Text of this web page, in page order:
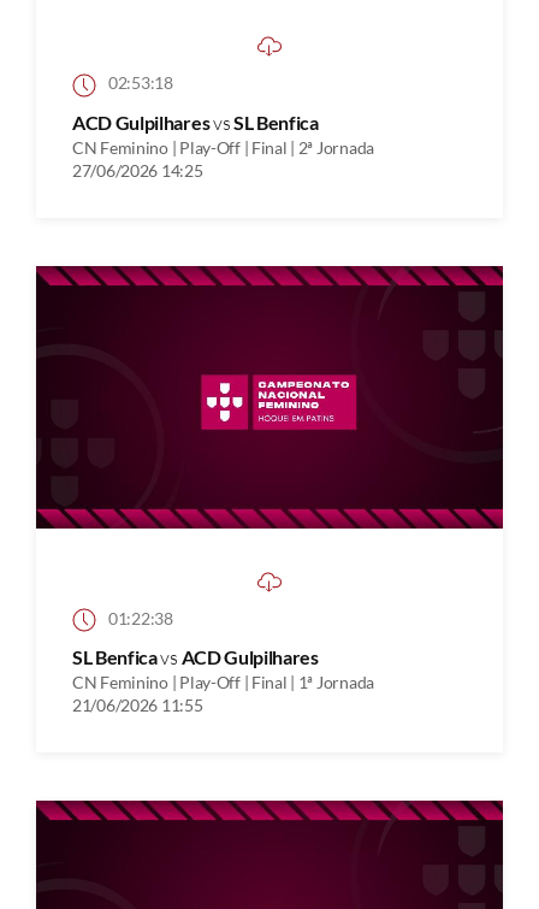
02:53:18
ACD GulpilharesvsSL Benfica
CN Feminino | Play-Off | Final | 2ª Jornada
27/06/2026 14:25
01:22:38
SL Benficavs ACD Gulpilhares
CN Feminino | Play-Off | Final | 1ª Jornada
21/06/2026 11:55